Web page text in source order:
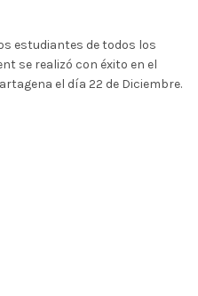
estudiantes de todos los
se realizó con éxito en el
el día 22 de Diciembre.